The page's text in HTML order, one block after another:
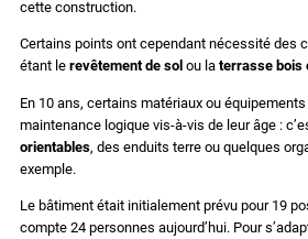
cette construction.
Certains points ont cependant nécessité des
étant le revêtement de sol ou la terrasse bois
En 10 ans, certains matériaux ou
maintenance logique vis-à-vis de leur âge :
orientables, des enduits terre ou quelques
exemple.
Le bâtiment était initialement prévu pour 19
compte 24 personnes aujourd’hui. Pour